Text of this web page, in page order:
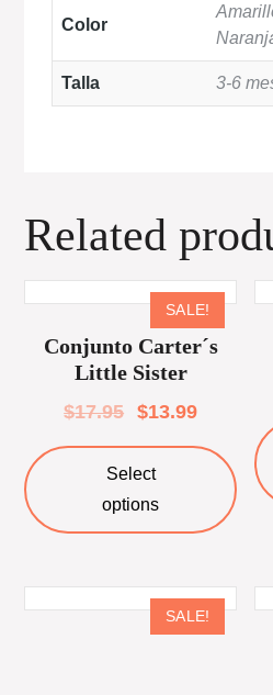
Color
Talla 3-6
Related
SALE!
Conjunto Carter´s
Little Sister
$17.95 $13.99
Select
options
SALE!